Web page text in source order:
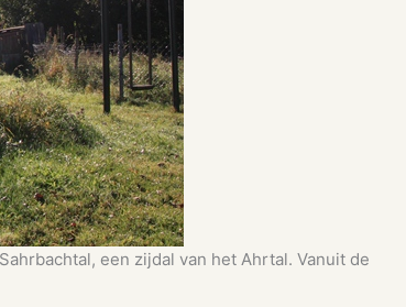
een zijdal van het Ahrtal. Vanuit de